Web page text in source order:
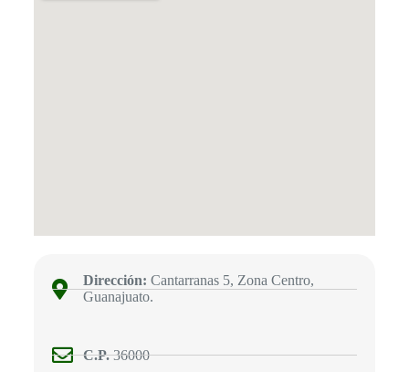
Dirección: Cantarranas 5, Zona Centro,
Guanajuato.
C.P.36000